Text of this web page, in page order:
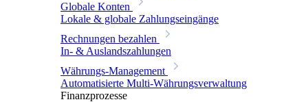
Globale Konten
Lokale & globale Zahlungseingänge
Rechnungen bezahlen
In- & Auslandszahlungen
Währungs-Management
Automatisierte Multi-Währungsverwaltung
Finanzprozesse